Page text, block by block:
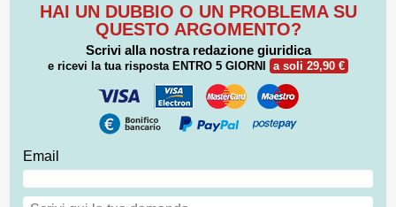
HAI UN DUBBIO O UN PROBLEMA SU
QUESTO ARGOMENTO?
Scrivi alla nostra redazione giuridica
e ricevi la tua risposta ENTRO 5 GIORNI a soli 29,90 €
Email